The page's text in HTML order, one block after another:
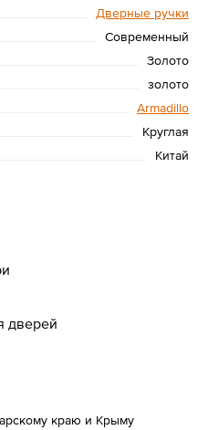
Дверные ручки
Современный
Золото
золото
Armadillo
Круглая
Китай
дверей
краю и Крыму